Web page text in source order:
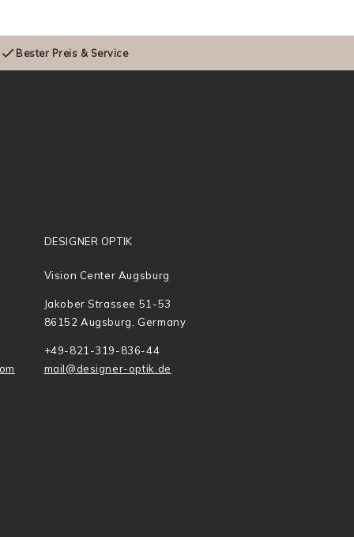
Bester Preis & Service
DESIGNER OPTIK
Vision Center Augsburg
Jakober Strassee 51-53
86152 Augsburg, Germany
+49-821-319-836-44
mail@designer-optik.de